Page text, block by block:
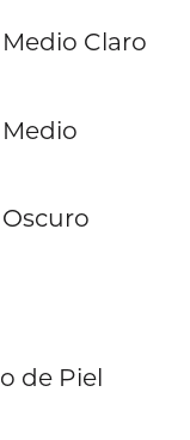
Claro
de Piel